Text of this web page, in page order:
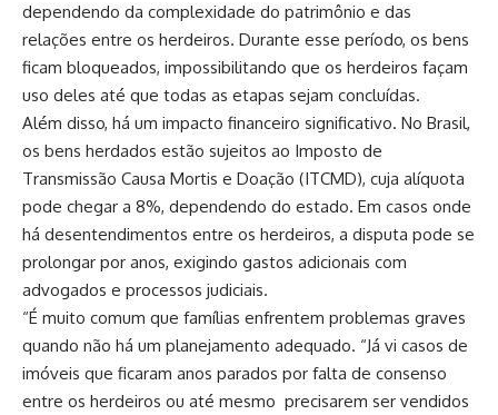
dependendo da complexidade do patrimônio e das
relações entre os herdeiros. Durante esse período, os bens
ficam bloqueados, impossibilitando que os herdeiros façam
uso deles até que todas as etapas sejam concluídas.
Além disso, há um impacto financeiro significativo. No Brasil,
os bens herdados estão sujeitos ao Imposto de
Transmissão Causa Mortis e Doação (ITCMD), cuja alíquota
pode chegar a 8%, dependendo do estado. Em casos onde
há desentendimentos entre os herdeiros, a disputa pode se
prolongar por anos, exigindo gastos adicionais com
advogados e processos judiciais.
“É muito comum que famílias enfrentem problemas graves
quando não há um planejamento adequado. “Já vi casos de
imóveis que ficaram anos parados por falta de consenso
entre os herdeiros ou até mesmo precisarem ser vendidos